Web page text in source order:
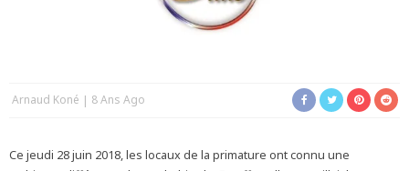
Arnaud Koné 8 Ans Ago
Ce jeudi 28 juin 2018, les locaux de la primature ont connu une